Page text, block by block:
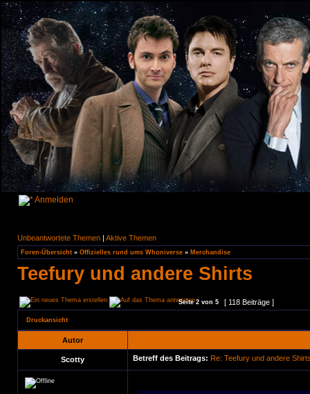
Anmelden
Unbeantwortete Themen | Aktive Themen
Foren-Übersicht » Offizielles rund ums Whoniverse » Merchandise
Teefury und andere Shirts
Seite2 von 5 [ 118 Beiträge ]
Druckansicht
Autor
Scotty Betreff des Beitrags: Re: Teefury und andere